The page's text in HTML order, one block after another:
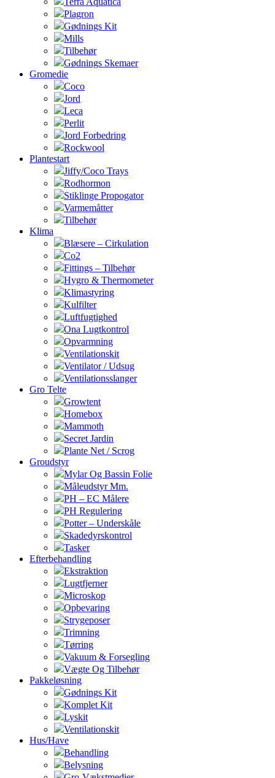
Plagron
Gødnings Kit
Mills
Tilbehør
Gødnings Skemaer
Gromedie
Coco
Jord
Leca
Perlit
Jord Forbedring
Rockwool
Plantestart
Jiffy/Coco Trays
Rodhormon
Stiklinge Propogator
Varmemåtter
Tilbehør
Klima
Blæsere – Cirkulation
Co2
Fittings – Tilbehør
Hygro & Thermometer
Klimastyring
Kulfilter
Luftfugtighed
Ona Lugtkontrol
Opvarmning
Ventilationskit
Ventilator / Udsug
Ventilationsslanger
Gro Telte
Growtent
Homebox
Mammoth
Secret Jardin
Plante Net / Scrog
Groudstyr
Mylar Og Bassin Folie
Måleudstyr Mm.
PH – EC Målere
PH Regulering
Potter – Underskåle
Skadedyrskontrol
Tasker
Efterbehandling
Ekstraktion
Lugtfjerner
Microskop
Opbevaring
Strygeposer
Trimning
Tørring
Vakuum & Forsegling
Vægte Og Tilbehør
Pakkeløsning
Gødnings Kit
Komplet Kit
Lyskit
Ventilationskit
Hus/Have
Behandling
Belysning